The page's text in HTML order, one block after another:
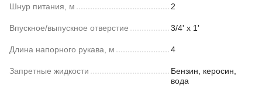
Шнур питания, м 2
Впускное/выпускное отверстие 3/4' x 1'
Длина напорного рукава, м 4
Запретные жидкости
Бензин, керосин,
вода